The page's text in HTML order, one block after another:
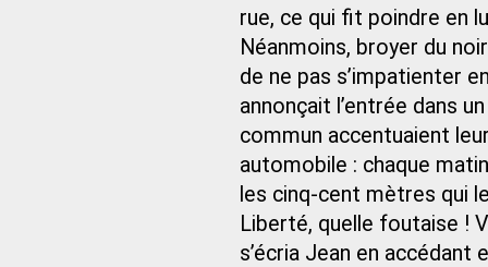
rue, ce qui fit poindre en
Néanmoins, broyer du
de ne pas s’impatienter
annonçait l’entrée dans
commun accentuaient
automobile : chaque
les cinq-cent mètres qui
Liberté, quelle foutaise !
s’écria Jean en